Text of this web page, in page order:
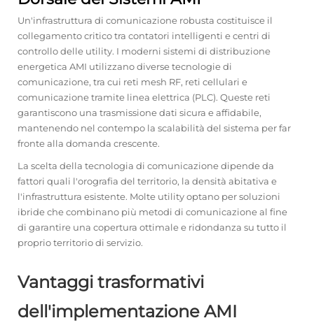
Un'infrastruttura di comunicazione robusta costituisce il
collegamento critico tra contatori intelligenti e centri di
controllo delle utility. I moderni sistemi di distribuzione
energetica AMI utilizzano diverse tecnologie di
comunicazione, tra cui reti mesh RF, reti cellulari e
comunicazione tramite linea elettrica (PLC). Queste reti
garantiscono una trasmissione dati sicura e affidabile,
mantenendo nel contempo la scalabilità del sistema per far
fronte alla domanda crescente.
La scelta della tecnologia di comunicazione dipende da
fattori quali l'orografia del territorio, la densità abitativa e
l'infrastruttura esistente. Molte utility optano per soluzioni
ibride che combinano più metodi di comunicazione al fine
di garantire una copertura ottimale e ridondanza su tutto il
proprio territorio di servizio.
Vantaggi trasformativi
dell'implementazione AMI